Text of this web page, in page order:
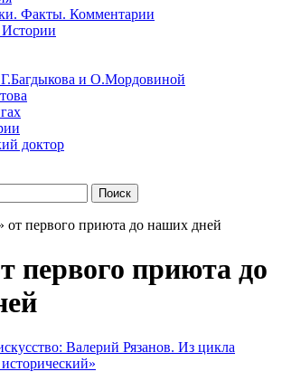
Факты. Комментарии
и О.Мордовиной
доктор
от первого приюта до наших дней
первого приюта до